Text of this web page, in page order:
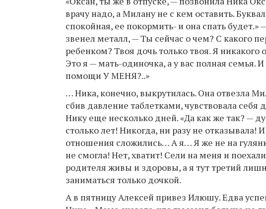
врачу надо, а Милану не с кем оставить.
спокойная, ее покормить- и она спать
звенел металл, — Ты сейчас о чем? С какого
ребенком? Твоя дочь только твоя. Я
Это я — мать-одиночка, а у вас полная семья.
помощи У МЕНЯ?..»
… Ника, конечно, выкрутилась. Она отвезла
сбив давление таблетками, чувствовала себя
Нику еще несколько дней. «Да как же так? —
столько лет! Никогда, ни разу не
отношения сложились… А я… Я же не на
не смогла! Нет, хватит! Сели на меня и
родителя живы и здоровы, а я тут третий
заниматься только дочкой.
А в пятницу Алексей привез Илюшу. Едва